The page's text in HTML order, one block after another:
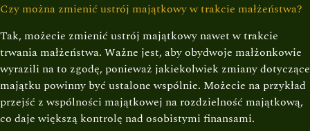
Czy można zmienić ustrój majątkowy w trakcie małżeństwa?
Tak, możecie zmienić ustrój majątkowy nawet w trakcie
trwania małżeństwa. Ważne jest, aby obydwoje małżonkowie
wyrazili na to zgodę, ponieważ jakiekolwiek zmiany dotyczące
majątku powinny być ustalone wspólnie. Możecie na przykład
przejść z wspólności majątkowej na rozdzielność majątkową,
co daje większą kontrolę nad osobistymi finansami.